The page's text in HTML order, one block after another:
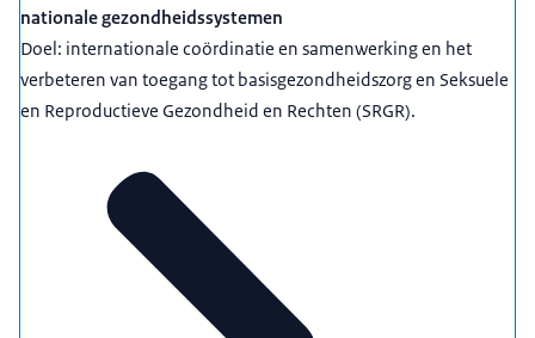
nationale gezondheidssystemen
Doel: internationale coördinatie en samenwerking en het
verbeteren van toegang tot basisgezondheidszorg en Seksuele
en Reproductieve Gezondheid en Rechten (SRGR).